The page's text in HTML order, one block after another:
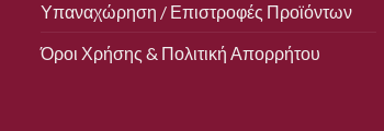
Υπαναχώρηση / Επιστροφές Προϊόντων
Όροι Χρήσης & Πολιτική Απορρήτου